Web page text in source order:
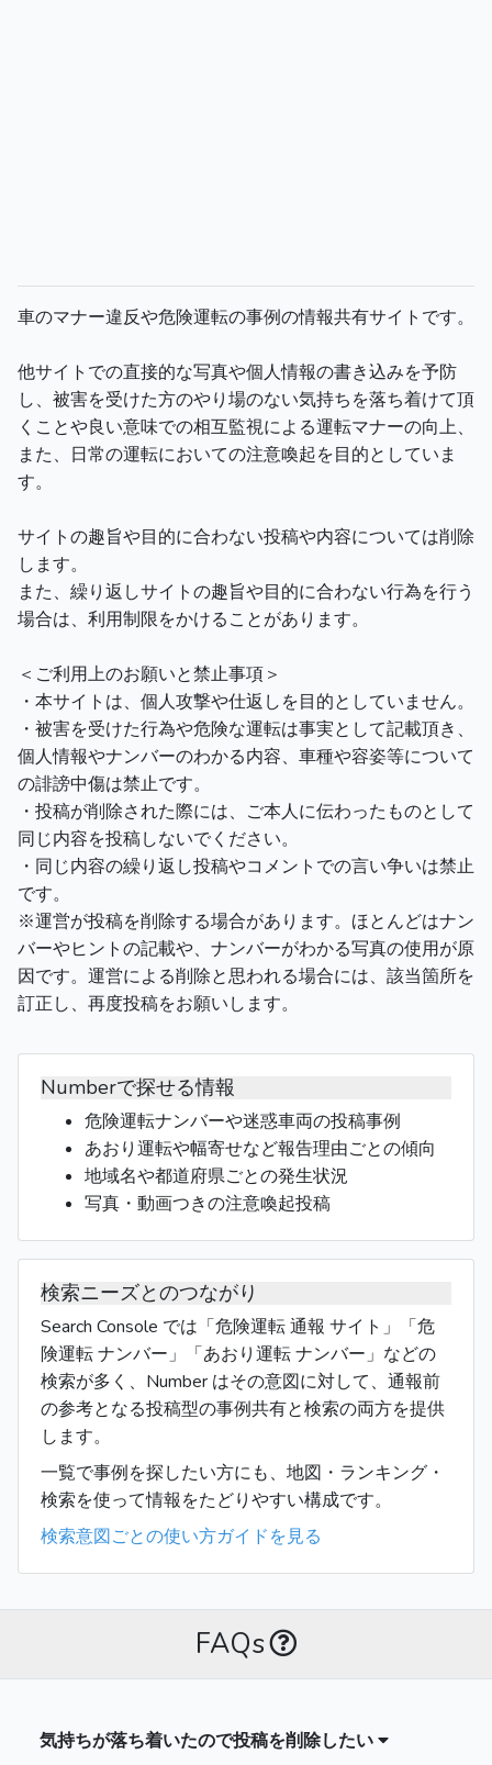
車のマナー違反や危険運転の事例の情報共有サイトです。
他サイトでの直接的な写真や個人情報の書き込みを予防
し、被害を受けた方のやり場のない気持ちを落ち着けて頂
くことや良い意味での相互監視による運転マナーの向上、
また、日常の運転においての注意喚起を目的としていま
す。
サイトの趣旨や目的に合わない投稿や内容については削除
します。
また、繰り返しサイトの趣旨や目的に合わない行為を行う
場合は、利用制限をかけることがあります。
＜ご利用上のお願いと禁止事項＞
・本サイトは、個人攻撃や仕返しを目的としていません。
・被害を受けた行為や危険な運転は事実として記載頂き、
個人情報やナンバーのわかる内容、車種や容姿等について
の誹謗中傷は禁止です。
・投稿が削除された際には、ご本人に伝わったものとして
同じ内容を投稿しないでください。
・同じ内容の繰り返し投稿やコメントでの言い争いは禁止
です。
※運営が投稿を削除する場合があります。ほとんどはナン
バーやヒントの記載や、ナンバーがわかる写真の使用が原
因です。運営による削除と思われる場合には、該当箇所を
訂正し、再度投稿をお願いします。
Numberで探せる情報
危険運転ナンバーや迷惑車両の投稿事例
あおり運転や幅寄せなど報告理由ごとの傾向
地域名や都道府県ごとの発生状況
写真・動画つきの注意喚起投稿
検索ニーズとのつながり
Search Console では「危険運転 通報 サイト」「危
険運転 ナンバー」「あおり運転 ナンバー」などの
検索が多く、Number はその意図に対して、通報前
の参考となる投稿型の事例共有と検索の両方を提供
します。
一覧で事例を探したい方にも、地図・ランキング・
検索を使って情報をたどりやすい構成です。
検索意図ごとの使い方ガイドを見る
FAQs
気持ちが落ち着いたので投稿を削除したい